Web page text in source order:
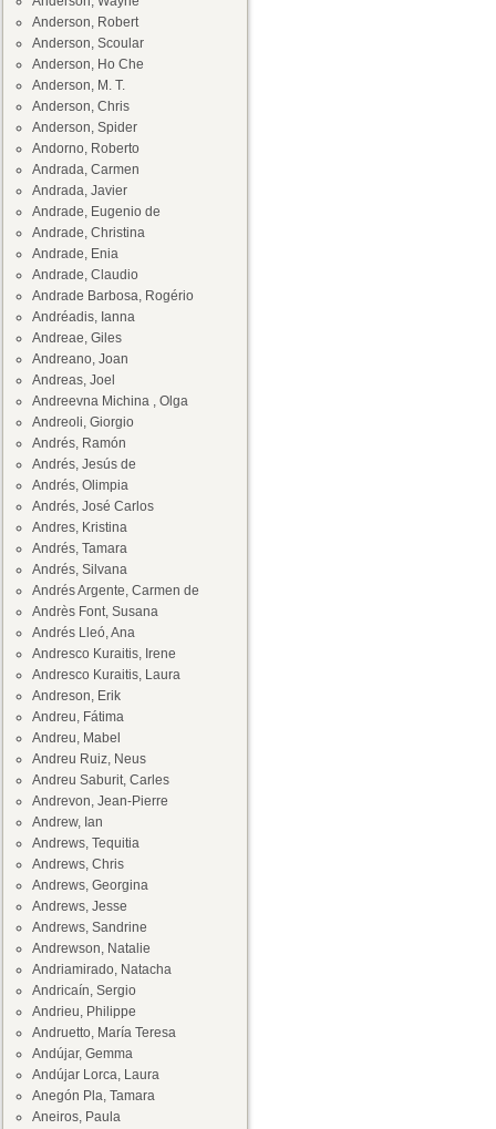
Anderson, Robert
Anderson, Scoular
Anderson, Ho Che
Anderson, M. T.
Anderson, Chris
Anderson, Spider
Andorno, Roberto
Andrada, Carmen
Andrada, Javier
Andrade, Eugenio de
Andrade, Christina
Andrade, Enia
Andrade, Claudio
Andrade Barbosa, Rogério
Andréadis, Ianna
Andreae, Giles
Andreano, Joan
Andreas, Joel
Andreevna Michina , Olga
Andreoli, Giorgio
Andrés, Ramón
Andrés, Jesús de
Andrés, Olimpia
Andrés, José Carlos
Andres, Kristina
Andrés, Tamara
Andrés, Silvana
Andrés Argente, Carmen de
Andrès Font, Susana
Andrés Lleó, Ana
Andresco Kuraitis, Irene
Andresco Kuraitis, Laura
Andreson, Erik
Andreu, Fátima
Andreu, Mabel
Andreu Ruiz, Neus
Andreu Saburit, Carles
Andrevon, Jean-Pierre
Andrew, Ian
Andrews, Tequitia
Andrews, Chris
Andrews, Georgina
Andrews, Jesse
Andrews, Sandrine
Andrewson, Natalie
Andriamirado, Natacha
Andricaín, Sergio
Andrieu, Philippe
Andruetto, María Teresa
Andújar, Gemma
Andújar Lorca, Laura
Anegón Pla, Tamara
Aneiros, Paula